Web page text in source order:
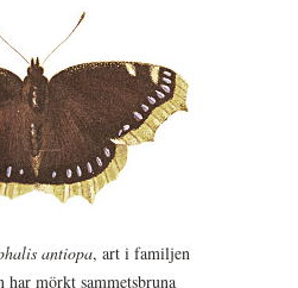
antiopa, art i familjen
mörkt sammetsbruna